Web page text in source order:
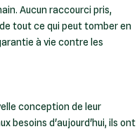
Aucun raccourci pris,
tout ce qui peut tomber en
à vie contre les
conception de leur
besoins d'aujourd'hui, ils ont